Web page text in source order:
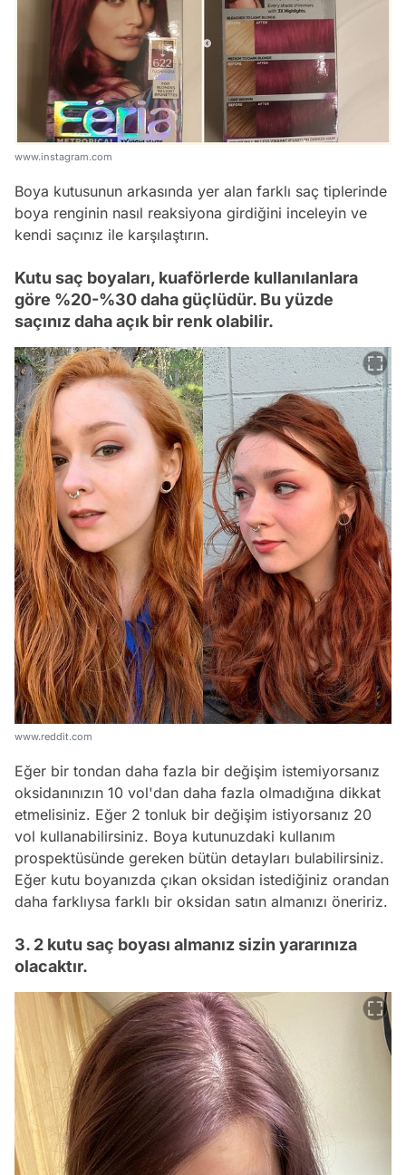
www.instagram.com
Boya kutusunun arkasında yer alan farklı saç tiplerinde
boya renginin nasıl reaksiyona girdiğini inceleyin ve
kendi saçınız ile karşılaştırın.
Kutu saç boyaları, kuaförlerde kullanılanlara
göre %20-%30 daha güçlüdür. Bu yüzde
saçınız daha açık bir renk olabilir.
www.reddit.com
Eğer bir tondan daha fazla bir değişim istemiyorsanız
oksidanınızın 10 vol'dan daha fazla olmadığına dikkat
etmelisiniz. Eğer 2 tonluk bir değişim istiyorsanız 20
vol kullanabilirsiniz. Boya kutunuzdaki kullanım
prospektüsünde gereken bütün detayları bulabilirsiniz.
Eğer kutu boyanızda çıkan oksidan istediğiniz orandan
daha farklıysa farklı bir oksidan satın almanızı öneririz.
3. 2 kutu saç boyası almanız sizin yararınıza
olacaktır.